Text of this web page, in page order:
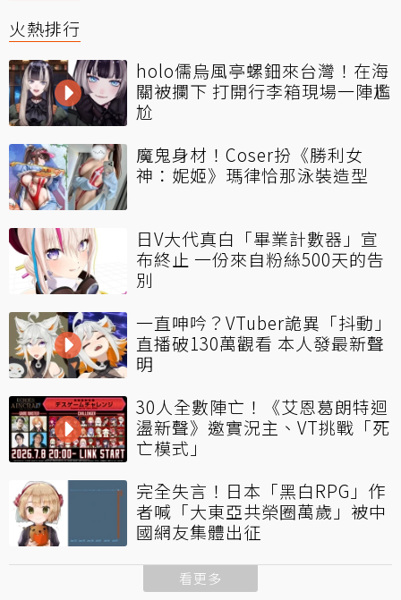
火熱排行
holo儒烏風亭螺鈿來台灣！在海
關被攔下 打開行李箱現場一陣尷
尬
魔鬼身材！Coser扮《勝利女
神：妮姬》瑪律恰那泳裝造型
日V大代真白「畢業計數器」宣
布終止 一份來自粉絲500天的告
別
一直呻吟？VTuber詭異「抖動」
直播破130萬觀看 本人發最新聲
明
30人全數陣亡！《艾恩葛朗特迴
盪新聲》邀實況主、VT挑戰「死
亡模式」
完全失言！日本「黑白RPG」作
者喊「大東亞共榮圈萬歲」被中
國網友集體出征
看更多